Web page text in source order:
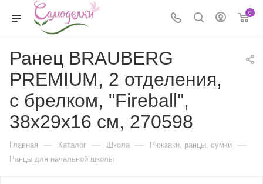
0
Ранец BRAUBERG
PREMIUM, 2 отделения,
с брелком, "Fireball",
38х29х16 см, 270598
Главная — Каталог — Школа — Рюкзаки, ранцы, сумки —
Ранцы для начальной школы